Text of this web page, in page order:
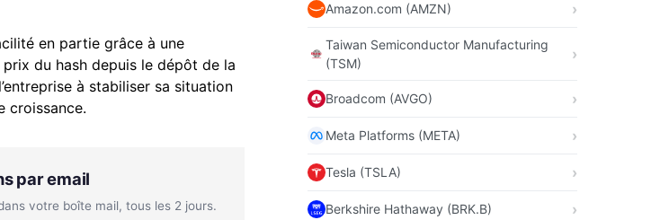
en partie grâce à une
du hash depuis le dépôt de la
à stabiliser sa situation
croissance.
par email
votre boîte mail, tous les 2 jours.
Amazon.com (AMZN)
Taiwan Semiconductor Manufacturing
(TSM)
Broadcom (AVGO)
Meta Platforms (META)
Tesla (TSLA)
Berkshire Hathaway (BRK.B)